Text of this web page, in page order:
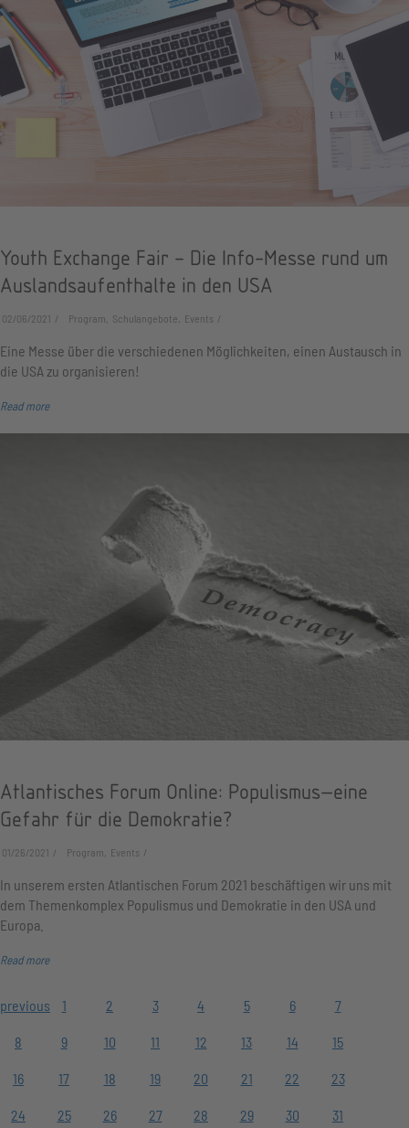
Youth Exchange Fair – Die Info-Messe rund um
Auslandsaufenthalte in den USA
02/06/2021 Program, Schulangebote, Events
Eine Messe über die verschiedenen Möglichkeiten, einen Austausch in
die USA zu organisieren!
Read more
Atlantisches Forum Online: Populismus—eine
Gefahr für die Demokratie?
01/26/2021 Program, Events
In unserem ersten Atlantischen Forum 2021 beschäftigen wir uns mit
dem Themenkomplex Populismus und Demokratie in den USA und
Europa.
Read more
previous 1 2 3 4 5 6 7
8 9 10 11 12 13 14 15
16 17 18 19 20 21 22 23
24 25 26 27 28 29 30 31